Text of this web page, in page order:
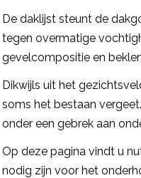
De daklijst steunt de
tegen overmatige
gevelcompositie en
Dikwijls uit het
soms het bestaan
onder een gebrek aan
Op deze pagina vindt u
nodig zijn voor het